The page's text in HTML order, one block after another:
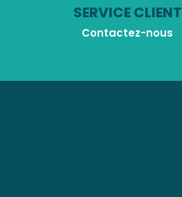
SERVICE CLIENT
Contactez-nous